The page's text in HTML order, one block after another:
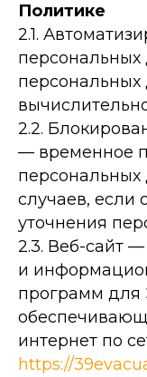
Политике
2.1.
2.2.
— временное
случаев, если
уточнения
2.3. Веб-сайт
и
программ для
интернет по
https://